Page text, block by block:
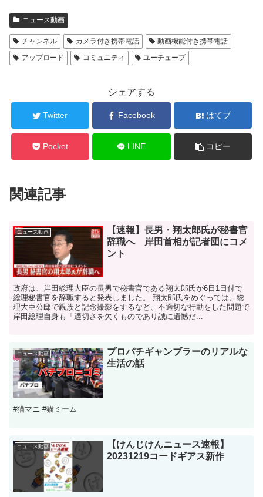
ニュース動画
チャンネル カメラ付き携帯電話
動画機能付き携帯電話
アップロード
コミュニティ ユーチューブ
シェアする
Twitter Facebook はてブ
Pocket LINE コピー
関連記事
ニュース動画
【速報】長男・翔太郎氏が秘書官
辞職へ 岸田首相が記者団にコメ
ント
政府は、岸田総理大臣の長男で秘書官である翔太郎氏が6日1日付で
総理秘書官を辞職すると発表しました。 翔太郎氏をめぐっては、総
理大臣公邸で親族と記念撮影をするなど、不適切な行動をした問題で
岸田総理自身も「適切さを欠くものであり誠に遺憾だ...
ニュース動画
プロパチギャンブラーのリアルな
生活の話
#猫マニ #猫ミーム
ニュース動画
【けんじけんニュース速報】
20231219コードギアス新作